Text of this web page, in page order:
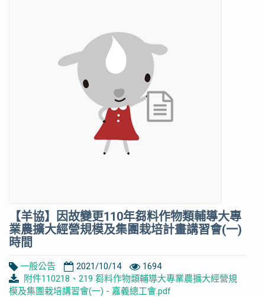
【羊協】因故變更110年芻料作物類輔導大專
業農擴大經營規模及集團栽培計畫講習會(一)
時間
一般公告 2021/10/14
1694
附件110218、219 芻料作物類輔導大專業農擴大經營規
模及集團栽培講習會(一) - 嘉義總工會.pdf